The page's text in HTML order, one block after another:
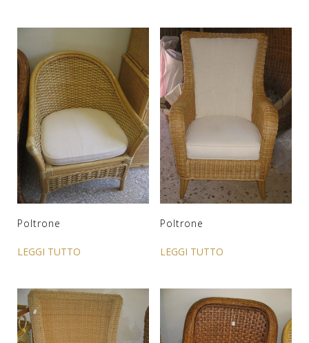
Poltrone
LEGGI TUTTO
Poltrone
LEGGI TUTTO